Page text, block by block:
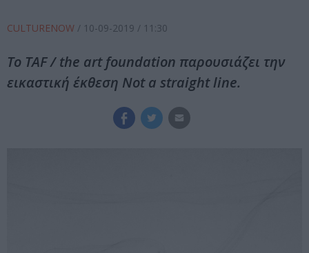
CULTURENOW / 10-09-2019 / 11:30
To TAF / the art foundation παρουσιάζει την
εικαστική έκθεση Not a straight line.